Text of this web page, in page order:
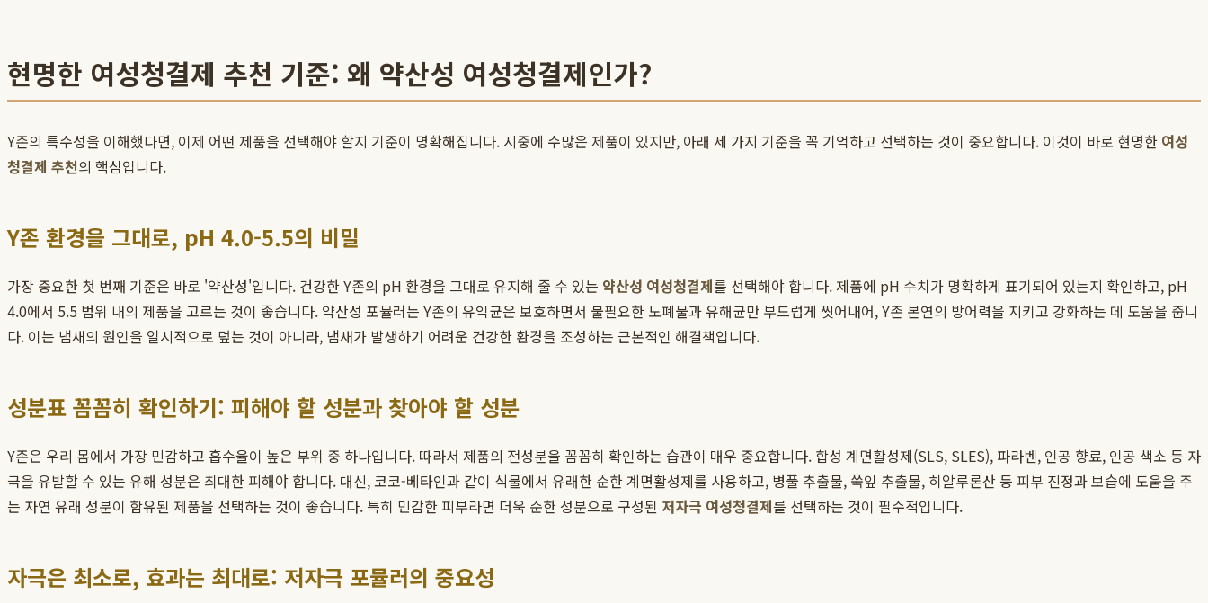
현명한 여성청결제 추천 기준: 왜 약산성 여성청결제인가?
Y존의 특수성을 이해했다면, 이제 어떤 제품을 선택해야 할지 기준이 명확해집니다. 시중에 수많은 제품이 있지만, 아래 세 가지 기준을 꼭 기억하고 선택하는 것이 중요합니다. 이것이 바로 현명한 여성
청결제 추천의 핵심입니다.
Y존 환경을 그대로, pH 4.0-5.5의 비밀
가장 중요한 첫 번째 기준은 바로 '약산성'입니다. 건강한 Y존의 pH 환경을 그대로 유지해 줄 수 있는 약산성 여성청결제를 선택해야 합니다. 제품에 pH 수치가 명확하게 표기되어 있는지 확인하고, pH
4.0에서 5.5 범위 내의 제품을 고르는 것이 좋습니다. 약산성 포뮬러는 Y존의 유익균은 보호하면서 불필요한 노폐물과 유해균만 부드럽게 씻어내어, Y존 본연의 방어력을 지키고 강화하는 데 도움을 줍니
다. 이는 냄새의 원인을 일시적으로 덮는 것이 아니라, 냄새가 발생하기 어려운 건강한 환경을 조성하는 근본적인 해결책입니다.
성분표 꼼꼼히 확인하기: 피해야 할 성분과 찾아야 할 성분
Y존은 우리 몸에서 가장 민감하고 흡수율이 높은 부위 중 하나입니다. 따라서 제품의 전성분을 꼼꼼히 확인하는 습관이 매우 중요합니다. 합성 계면활성제(SLS, SLES), 파라벤, 인공 향료, 인공 색소 등 자
극을 유발할 수 있는 유해 성분은 최대한 피해야 합니다. 대신, 코코-베타인과 같이 식물에서 유래한 순한 계면활성제를 사용하고, 병풀 추출물, 쑥잎 추출물, 히알루론산 등 피부 진정과 보습에 도움을 주
는 자연 유래 성분이 함유된 제품을 선택하는 것이 좋습니다. 특히 민감한 피부라면 더욱 순한 성분으로 구성된 저자극 여성청결제를 선택하는 것이 필수적입니다.
자극은 최소로, 효과는 최대로: 저자극 포뮬러의 중요성